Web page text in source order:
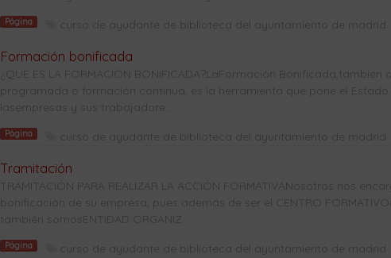
Página curso de ayudante de biblioteca del ayuntamiento de madrid
Formación bonificada
¿QUE ES LA FORMACIÓN BONIFICADA?LaFormación
programada o formación continua, es la herramienta que pone el Estado
lasempresas y sus trabajadore...
Página curso de ayudante de biblioteca del ayuntamiento de madrid
Tramitación
TRAMITACIÓN PARA REALIZAR LA ACCIÓN FORMATIVANosotros nos
bonificación de su empresa, pues además de ser el CENTRO
también somosENTIDAD ORGANIZ...
Página curso de ayudante de biblioteca del ayuntamiento de madrid